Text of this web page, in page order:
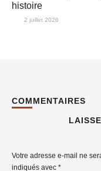
histoire
2 juillet 2026
COMMENTAIRES
Votre adresse e-mail ne
indiqués avec *